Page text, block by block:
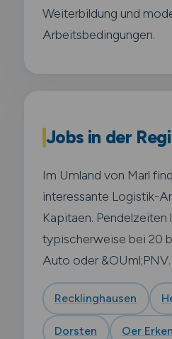
Weiterbildung und
Arbeitsbedingungen.
Jobs in der
Im Umland von Marl
interessante Logistik-
Kapitaen. Pendelzeiten
typischerweise bei 20
Auto oder &OUml;PNV.
Recklinghausen
Dorsten Oer